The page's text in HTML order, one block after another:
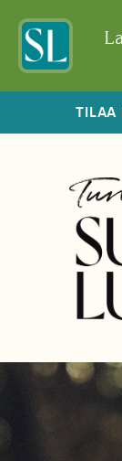
TILAA